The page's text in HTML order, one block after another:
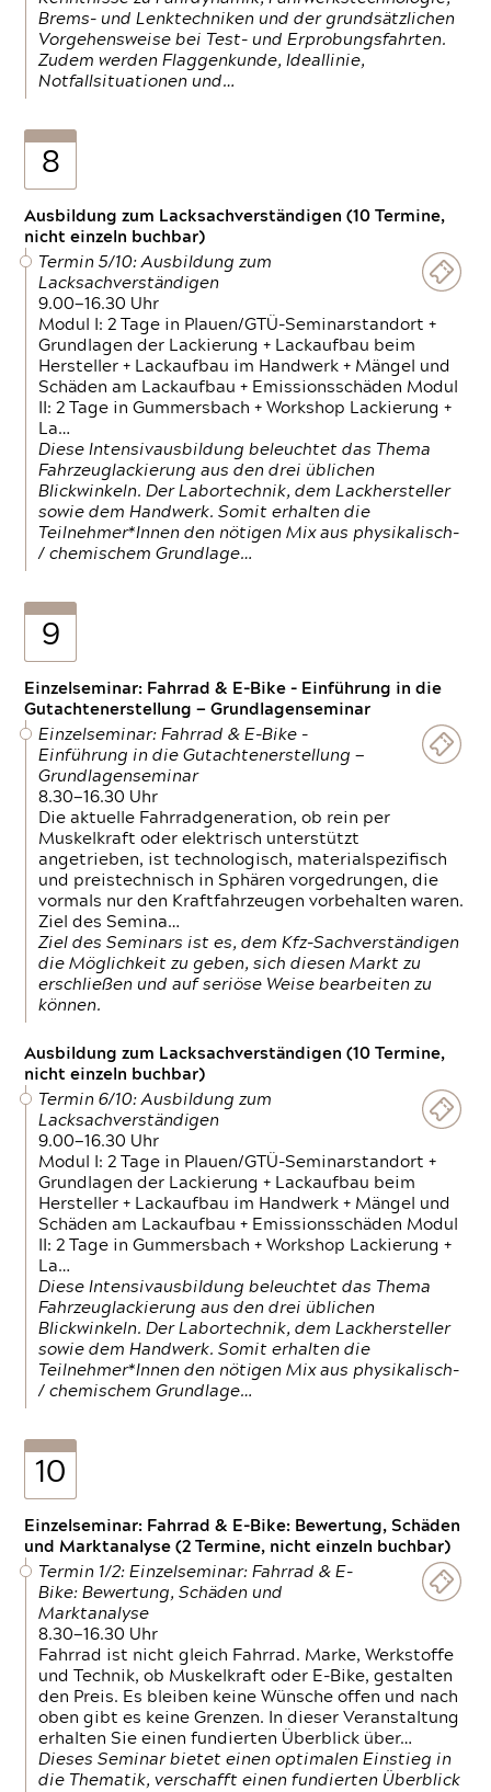
Brems- und Lenktechniken und der grundsätzlichen
Vorgehensweise bei Test- und Erprobungsfahrten.
Zudem werden Flaggenkunde, Ideallinie,
Notfallsituationen und…
8
Ausbildung zum Lacksachverständigen (10 Termine,
nicht einzeln buchbar)
Termin 5/10: Ausbildung zum
Lacksachverständigen
9.00—16.30 Uhr
Modul I: 2 Tage in Plauen/GTÜ-Seminarstandort +
Grundlagen der Lackierung + Lackaufbau beim
Hersteller + Lackaufbau im Handwerk + Mängel und
Schäden am Lackaufbau + Emissionsschäden Modul
II: 2 Tage in Gummersbach + Workshop Lackierung +
La…
Diese Intensivausbildung beleuchtet das Thema
Fahrzeuglackierung aus den drei üblichen
Blickwinkeln. Der Labortechnik, dem Lackhersteller
sowie dem Handwerk. Somit erhalten die
Teilnehmer*Innen den nötigen Mix aus physikalisch-
/ chemischem Grundlage…
9
Einzelseminar: Fahrrad & E-Bike - Einführung in die
Gutachtenerstellung — Grundlagenseminar
Einzelseminar: Fahrrad & E-Bike -
Einführung in die Gutachtenerstellung —
Grundlagenseminar
8.30—16.30 Uhr
Die aktuelle Fahrradgeneration, ob rein per
Muskelkraft oder elektrisch unterstützt
angetrieben, ist technologisch, materialspezifisch
und preistechnisch in Sphären vorgedrungen, die
vormals nur den Kraftfahrzeugen vorbehalten waren.
Ziel des Semina…
Ziel des Seminars ist es, dem Kfz-Sachverständigen
die Möglichkeit zu geben, sich diesen Markt zu
erschließen und auf seriöse Weise bearbeiten zu
können.
Ausbildung zum Lacksachverständigen (10 Termine,
nicht einzeln buchbar)
Termin 6/10: Ausbildung zum
Lacksachverständigen
9.00—16.30 Uhr
Modul I: 2 Tage in Plauen/GTÜ-Seminarstandort +
Grundlagen der Lackierung + Lackaufbau beim
Hersteller + Lackaufbau im Handwerk + Mängel und
Schäden am Lackaufbau + Emissionsschäden Modul
II: 2 Tage in Gummersbach + Workshop Lackierung +
La…
Diese Intensivausbildung beleuchtet das Thema
Fahrzeuglackierung aus den drei üblichen
Blickwinkeln. Der Labortechnik, dem Lackhersteller
sowie dem Handwerk. Somit erhalten die
Teilnehmer*Innen den nötigen Mix aus physikalisch-
/ chemischem Grundlage…
10
Einzelseminar: Fahrrad & E-Bike: Bewertung, Schäden
und Marktanalyse (2 Termine, nicht einzeln buchbar)
Termin 1/2: Einzelseminar: Fahrrad & E-
Bike: Bewertung, Schäden und
Marktanalyse
8.30—16.30 Uhr
Fahrrad ist nicht gleich Fahrrad. Marke, Werkstoffe
und Technik, ob Muskelkraft oder E-Bike, gestalten
den Preis. Es bleiben keine Wünsche offen und nach
oben gibt es keine Grenzen. In dieser Veranstaltung
erhalten Sie einen fundierten Überblick über…
Dieses Seminar bietet einen optimalen Einstieg in
die Thematik, verschafft einen fundierten Überblick